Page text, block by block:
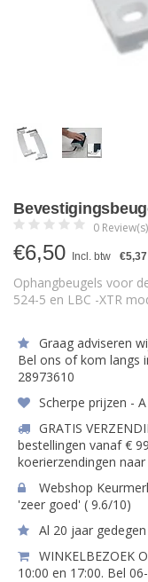
0 Review(s)
€6,50 Incl. btw €5,37
Ophangbeugels voor
524-5 en LBC -XTR
Graag adviseren
Bel ons of kom langs
28973610
Scherpe prijzen -
GRATIS
bestellingen vanaf €
koerierzendingen
Webshop
'zeer goed' ( 9.6/10)
Al 20 jaar
WINKELBEZOEK
10:00 en 17:00. Bel